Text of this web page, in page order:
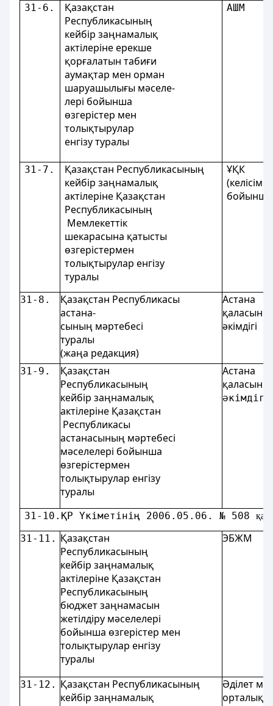
31-6.
Қазақстан
Республикасының
кейбір заңнамалық
актілеріне ерекше
қорғалатын табиғи
аумақтар мен орман
шаруашылығы мәселе-
лері бойынша
өзгерістер мен
толықтырулар
енгізу туралы
АШМ
31-7.
Қазақстан Республикасының
кейбір заңнамалық
актілеріне Қазақстан
Республикасының
Мемлекеттік
шекарасына қатысты
өзгерістермен
толықтырулар енгізу
туралы
ҰҚК
(келісім
31-8.
Қазақстан Республикасы
астана-
сының мәртебесі
туралы
(жаңа редакция)
Астана
әкімдігi
31-9.
Қазақстан
Республикасының
кейбір заңнамалық
актілеріне Қазақстан
Республикасы
астанасының мәртебесi
мәселелері бойынша
өзгерістермен
толықтырулар енгізу
туралы
Астана
әкімдігi
31-10.ҚР Үкіметінің 2006.05.06. № 508
31-11. Қазақстан
Республикасының
кейбір заңнамалық
актілеріне Қазақстан
Республикасының
бюджет заңнамасын
жетілдіру мәселелерi
бойынша өзгерістер мен
толықтырулар енгізу
туралы
ЭБЖМ
31-12. Қазақстан Республикасының
кейбір заңнамалық
Әділет
орталық